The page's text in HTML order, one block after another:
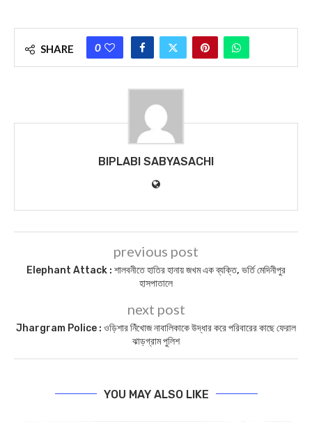
SHARE 0
BIPLABI SABYASACHI
previous post
Elephant Attack : শালবনীতে হাতির হানায় জখম এক ব্যক্তি, ভর্তি মেদিনীপুর
হাসপাতালে
next post
Jhargram Police : ওড়িশার নিঁখোজ নাবালিকাকে উদ্ধার করে পরিবারের কাছে ফেরাল
ঝাড়গ্র‍াম পুলিশ
YOU MAY ALSO LIKE